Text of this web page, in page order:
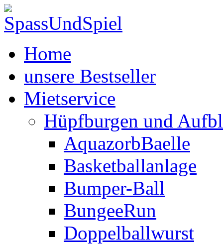
Home
unsere Bestseller
Mietservice
Hüpfburgen und
AquazorbBaelle
Basketballanlage
Bumper-Ball
BungeeRun
Doppelballwurst